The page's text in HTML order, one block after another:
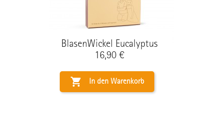
BlasenWickel Eucalyptus
Preis
16,90 €
 In den Warenkorb